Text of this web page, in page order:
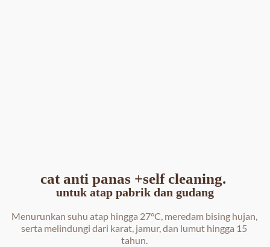
cat anti panas +self cleaning.
untuk atap pabrik dan gudang
Menurunkan suhu atap hingga 27°C, meredam bising hujan,
serta melindungi dari karat, jamur, dan lumut hingga 15
tahun.